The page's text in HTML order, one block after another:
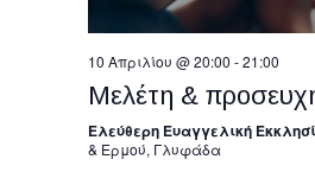
10 Απριλίου @ 20:00 -21:00
Μελέτη &
Ελεύθερη Ευαγγελική
& Ερμού, Γλυφάδα